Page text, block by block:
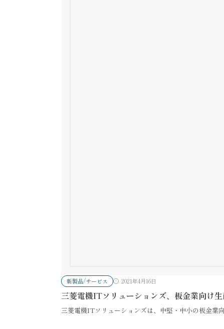
新製品/サービス 2021年4月16日
三菱電機ITソリューションズ、板金業向け
三菱電機ITソリューションズは、中堅・中小の板金